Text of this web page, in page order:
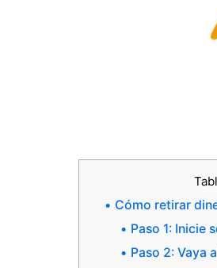
Cómo retirar
Paso 1: Inicie
Paso 2: Vaya